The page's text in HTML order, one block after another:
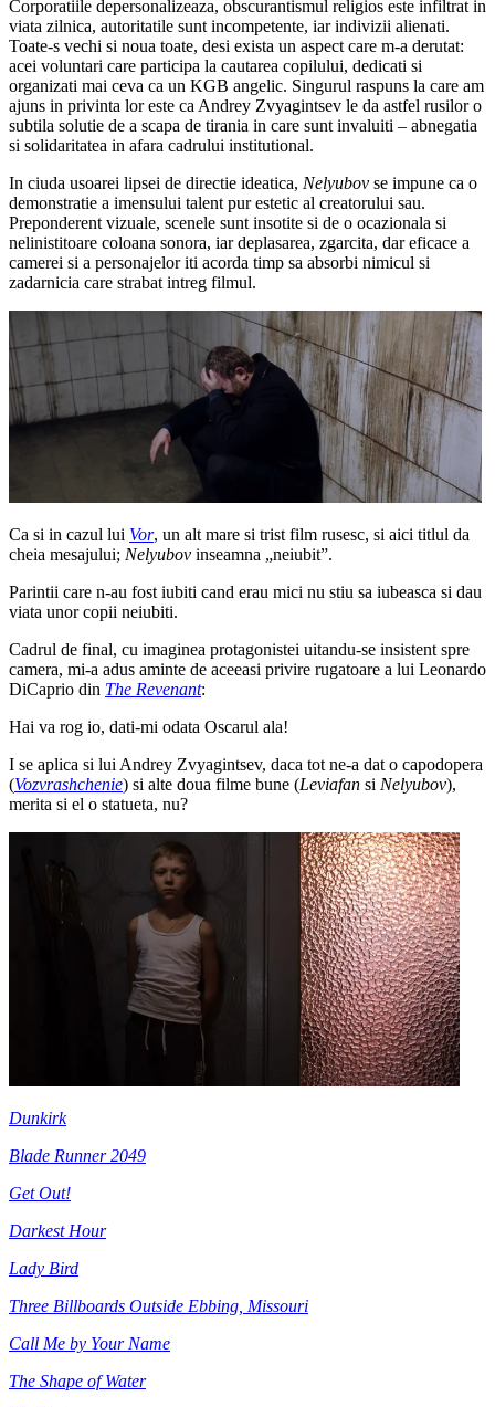
Corporatiile depersonalizeaza, obscurantismul religios este infiltrat in
viata zilnica, autoritatile sunt incompetente, iar indivizii alienati.
Toate-s vechi si noua toate, desi exista un aspect care m-a derutat:
acei voluntari care participa la cautarea copilului, dedicati si
organizati mai ceva ca un KGB angelic. Singurul raspuns la care am
ajuns in privinta lor este ca Andrey Zvyagintsev le da astfel rusilor o
subtila solutie de a scapa de tirania in care sunt invaluiti – abnegatia
si solidaritatea in afara cadrului institutional.
In ciuda usoarei lipsei de directie ideatica, Nelyubov se impune ca o
demonstratie a imensului talent pur estetic al creatorului sau.
Preponderent vizuale, scenele sunt insotite si de o ocazionala si
nelinistitoare coloana sonora, iar deplasarea, zgarcita, dar eficace a
camerei si a personajelor iti acorda timp sa absorbi nimicul si
zadarnicia care strabat intreg filmul.
Ca si in cazul lui Vor, un alt mare si trist film rusesc, si aici titlul da
cheia mesajului; Nelyubov inseamna „neiubit”.
Parintii care n-au fost iubiti cand erau mici nu stiu sa iubeasca si dau
viata unor copii neiubiti.
Cadrul de final, cu imaginea protagonistei uitandu-se insistent spre
camera, mi-a adus aminte de aceeasi privire rugatoare a lui Leonardo
DiCaprio din The Revenant:
Hai va rog io, dati-mi odata Oscarul ala!
I se aplica si lui Andrey Zvyagintsev, daca tot ne-a dat o capodopera
(Vozvrashchenie) si alte doua filme bune (Leviafan si Nelyubov),
merita si el o statueta, nu?
Dunkirk
Blade Runner 2049
Get Out!
Darkest Hour
Lady Bird
Three Billboards Outside Ebbing, Missouri
Call Me by Your Name
The Shape of Water